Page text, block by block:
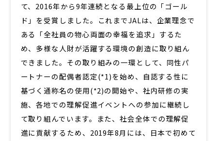
て、2016年から9年連続となる最上位の「ゴール
ド」を受賞しました。これまでJALは、企業理念で
ある「全社員の物心両面の幸福を追求」するた
め、多様な人財が活躍する環境の創造に取り組ん
できました。その取り組みの一環として、同性パ
ートナーの配偶者認定(*1)を始め、自認する性に
基づく通称名の使用(*2)の開始や、社内研修の実
施、各地での理解促進イベントへの参加に継続し
て取り組んでいます。また、社会全体での理解促
進に貢献するため、2019年8月には、日本で初めて